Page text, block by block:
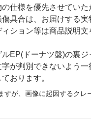
仕様を優先させていた
具合は、お届けする実
ィション等は商品説明
EP(ドーナツ盤)の裏ジ
が判別できないよう一
おります。
すが、画像に起因するクレ